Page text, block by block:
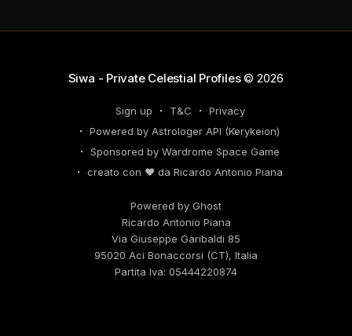
Siwa - Private Celestial Profiles© 2026
Sign up T&C
Privacy
Powered by Astrologer API (Kerykeion)
Sponsored by Wardrome Space Game
creato con ❤️ da Ricardo Antonio Piana
Powered by Ghost
Ricardo Antonio Piana
Via Giuseppe Garibaldi 85
95020 Aci Bonaccorsi (CT), Italia
Partita Iva: 05444220874